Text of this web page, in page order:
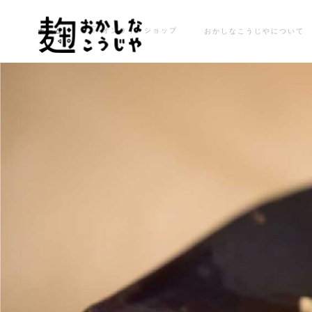
ホーム オンラインショップ おかしなこうじやについて